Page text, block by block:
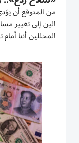
من المتوقع أن
الين إلى تغيير
المحللين أننا
هيمنة الدولار.
العملات، لكن
حظيت بدعم